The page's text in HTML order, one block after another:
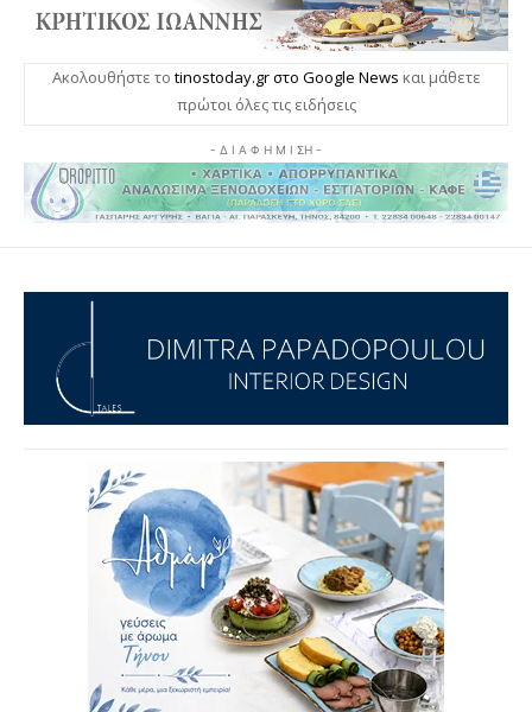
Ακολουθήστε το tinostoday.gr στο Google News και μάθετε
πρώτοι όλες τις ειδήσεις
- Δ Ι Α Φ Η Μ Ι ΣΗ -